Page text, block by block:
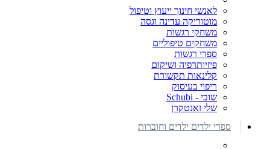
לאנשי חינוך ייעוץ וטיפול
מוטוריקה עדינה וגסה
משחקי רגשות
משחקים טיפוליים
ספרי רגשות
פיזיותרפיה ושיקום
קלינאות תקשורת
ריפוי בעיסוק
שובי - Schubi
שלי זאנטקרן
ספרי ילדים ילדים וחוברות